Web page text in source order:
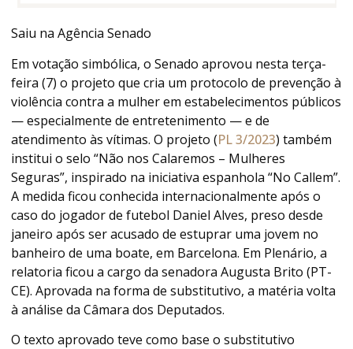
Saiu na Agência Senado
Em votação simbólica, o Senado aprovou nesta terça-
feira (7) o projeto que cria um protocolo de prevenção à
violência contra a mulher em estabelecimentos públicos
— especialmente de entretenimento — e de
atendimento às vítimas. O projeto (PL 3/2023) também
institui o selo “Não nos Calaremos – Mulheres
Seguras”, inspirado na iniciativa espanhola “No Callem”.
A medida ficou conhecida internacionalmente após o
caso do jogador de futebol Daniel Alves, preso desde
janeiro após ser acusado de estuprar uma jovem no
banheiro de uma boate, em Barcelona. Em Plenário, a
relatoria ficou a cargo da senadora Augusta Brito (PT-
CE). Aprovada na forma de substitutivo, a matéria volta
à análise da Câmara dos Deputados.
O texto aprovado teve como base o substitutivo